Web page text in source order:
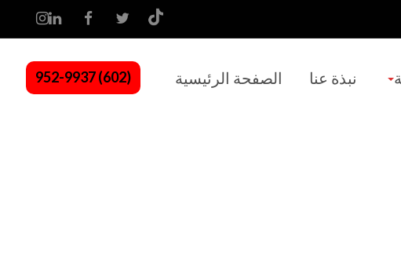
الصفحة الرئيسية نبذة عنا (602) 952-9937